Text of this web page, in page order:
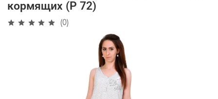
кормящих (Р 72)
(0)